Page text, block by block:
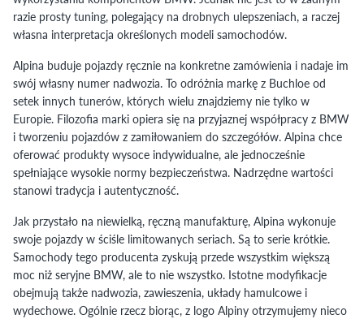
razie prosty tuning, polegający na drobnych ulepszeniach, a raczej
własna interpretacja określonych modeli samochodów.
Alpina buduje pojazdy ręcznie na konkretne zamówienia i nadaje im
swój własny numer nadwozia. To odróżnia markę z Buchloe od
setek innych tunerów, których wielu znajdziemy nie tylko w
Europie. Filozofia marki opiera się na przyjaznej współpracy z BMW
i tworzeniu pojazdów z zamiłowaniem do szczegółów. Alpina chce
oferować produkty wysoce indywidualne, ale jednocześnie
spełniające wysokie normy bezpieczeństwa. Nadrzędne wartości
stanowi tradycja i autentyczność.
Jak przystało na niewielką, ręczną manufakturę, Alpina wykonuje
swoje pojazdy w ściśle limitowanych seriach. Są to serie krótkie.
Samochody tego producenta zyskują przede wszystkim większą
moc niż seryjne BMW, ale to nie wszystko. Istotne modyfikacje
obejmują także nadwozia, zawieszenia, układy hamulcowe i
wydechowe. Ogólnie rzecz biorąc, z logo Alpiny otrzymujemy nieco